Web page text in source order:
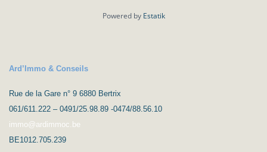
Powered by Estatik
Ard’Immo & Conseils
Rue de la Gare n° 9 6880 Bertrix
061/611.222 – 0491/25.98.89 -0474/88.56.10
immo@ardimmoc.be
BE1012.705.239